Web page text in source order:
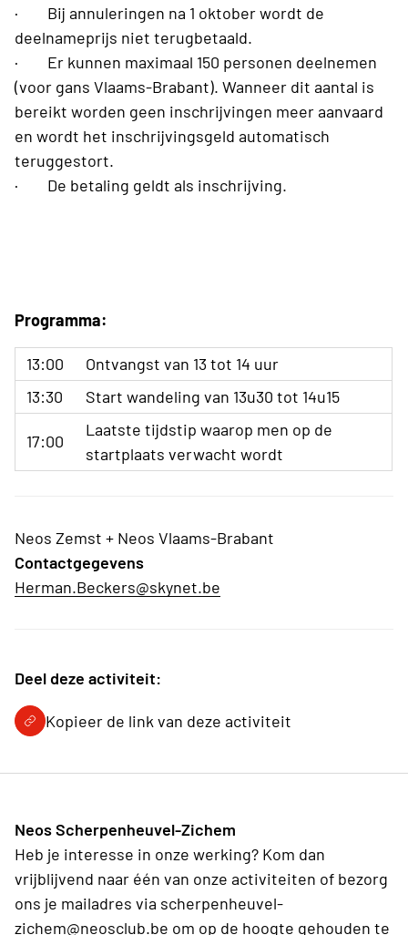
· Bij annuleringen na 1 oktober wordt de
deelnameprijs niet terugbetaald.
· Er kunnen maximaal 150 personen deelnemen
(voor gans Vlaams-Brabant). Wanneer dit aantal is
bereikt worden geen inschrijvingen meer aanvaard
en wordt het inschrijvingsgeld automatisch
teruggestort.
· De betaling geldt als inschrijving.
Programma:
13:00
Ontvangst van 13 tot 14 uur
13:30
Start wandeling van 13u30 tot 14u15
17:00
Laatste tijdstip waarop men op de
startplaats verwacht wordt
Neos Zemst + Neos Vlaams-Brabant
Contactgegevens
Herman.Beckers@skynet.be
Deel deze activiteit:
Kopieer de link van deze activiteit
Neos Scherpenheuvel-Zichem
Heb je interesse in onze werking? Kom dan
vrijblijvend naar één van onze activiteiten of bezorg
ons je mailadres via scherpenheuvel-
zichem@neosclub.be om op de hoogte gehouden te